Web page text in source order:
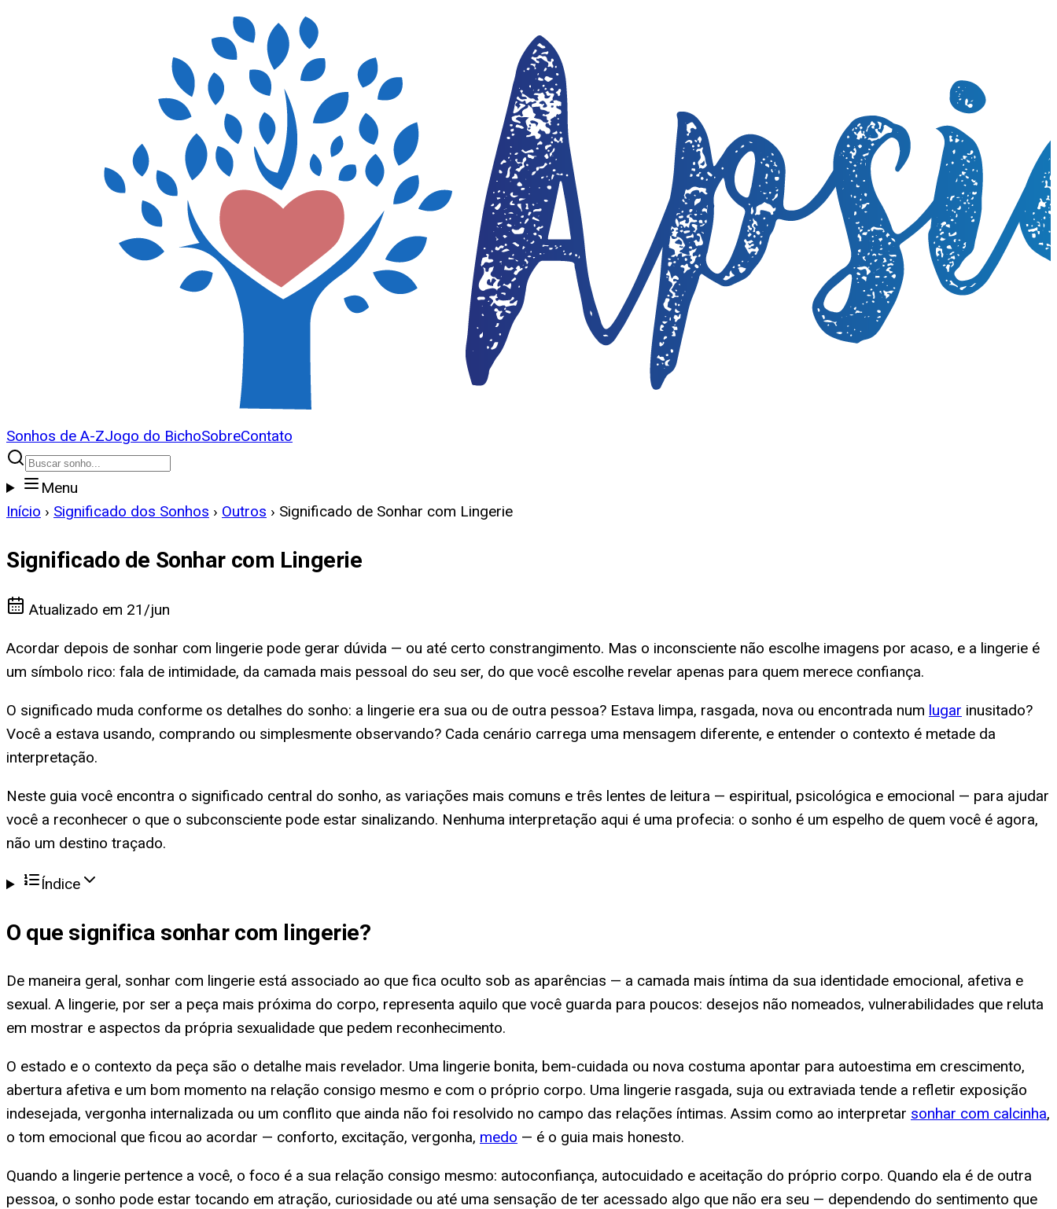
Sonhos de A-ZJogo do BichoSobreContato
Menu
Início › Significado dos Sonhos › Outros › Significado de Sonhar com Lingerie
Significado de Sonhar com Lingerie
Atualizado em 21/jun
Acordar depois de sonhar com lingerie pode gerar dúvida — ou até certo constrangimento. Mas o inconsciente não escolhe imagens por acaso, e a lingerie é
um símbolo rico: fala de intimidade, da camada mais pessoal do seu ser, do que você escolhe revelar apenas para quem merece confiança.
O significado muda conforme os detalhes do sonho: a lingerie era sua ou de outra pessoa? Estava limpa, rasgada, nova ou encontrada num lugar inusitado?
Você a estava usando, comprando ou simplesmente observando? Cada cenário carrega uma mensagem diferente, e entender o contexto é metade da
interpretação.
Neste guia você encontra o significado central do sonho, as variações mais comuns e três lentes de leitura — espiritual, psicológica e emocional — para ajudar
você a reconhecer o que o subconsciente pode estar sinalizando. Nenhuma interpretação aqui é uma profecia: o sonho é um espelho de quem você é agora,
não um destino traçado.
Índice
O que significa sonhar com lingerie?
De maneira geral, sonhar com lingerie está associado ao que fica oculto sob as aparências — a camada mais íntima da sua identidade emocional, afetiva e
sexual. A lingerie, por ser a peça mais próxima do corpo, representa aquilo que você guarda para poucos: desejos não nomeados, vulnerabilidades que reluta
em mostrar e aspectos da própria sexualidade que pedem reconhecimento.
O estado e o contexto da peça são o detalhe mais revelador. Uma lingerie bonita, bem-cuidada ou nova costuma apontar para autoestima em crescimento,
abertura afetiva e um bom momento na relação consigo mesmo e com o próprio corpo. Uma lingerie rasgada, suja ou extraviada tende a refletir exposição
indesejada, vergonha internalizada ou um conflito que ainda não foi resolvido no campo das relações íntimas. Assim como ao interpretar sonhar com calcinha,
o tom emocional que ficou ao acordar — conforto, excitação, vergonha, medo — é o guia mais honesto.
Quando a lingerie pertence a você, o foco é a sua relação consigo mesmo: autoconfiança, autocuidado e aceitação do próprio corpo. Quando ela é de outra
pessoa, o sonho pode estar tocando em atração, curiosidade ou até uma sensação de ter acessado algo que não era seu — dependendo do sentimento que